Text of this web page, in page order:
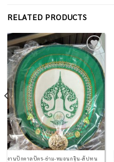
RELATED PRODUCTS
Add to
Wishlist
งานปักตาลปัตร-ย่าม-หมอนกฐิน-สัปทน